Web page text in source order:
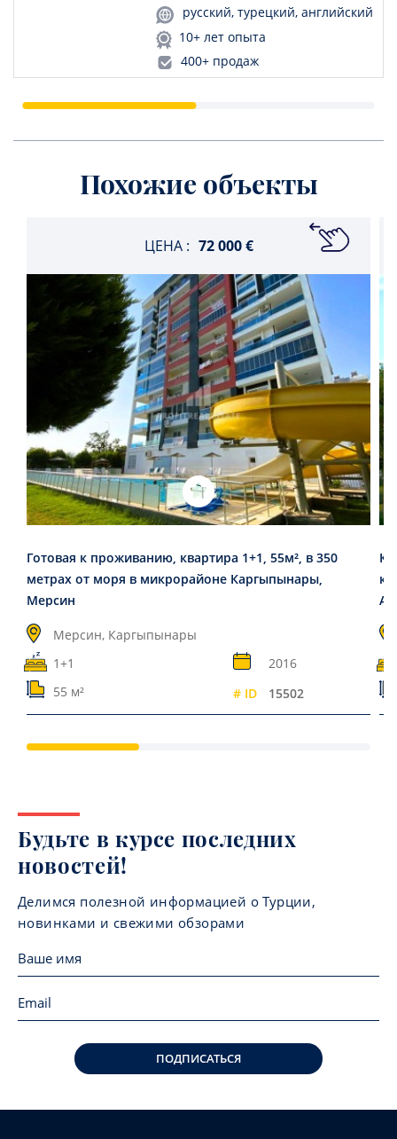
русский, турецкий, английский
10+ лет опыта
400+ продаж
Похожие объекты
ЦЕНА : 72 000 €
Готовая к проживанию, квартира 1+1, 55м², в 350
метрах от моря в микрорайоне Каргыпынары,
Мерсин
Мерсин, Каргыпынары
1+1
2016
55 м²
# ID 15502
Будьте в курсе последних
новостей!
Делимся полезной информацией о Турции,
новинками и свежими обзорами
ПОДПИСАТЬСЯ